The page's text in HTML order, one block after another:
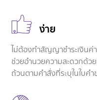
ง่าย
ไม่ต้องทำสัญญาชำระเงินค่
ช่วยอำนวยความสะดวกด้ว
ถ้วนตามคำสั่งที่ระบุในใบค